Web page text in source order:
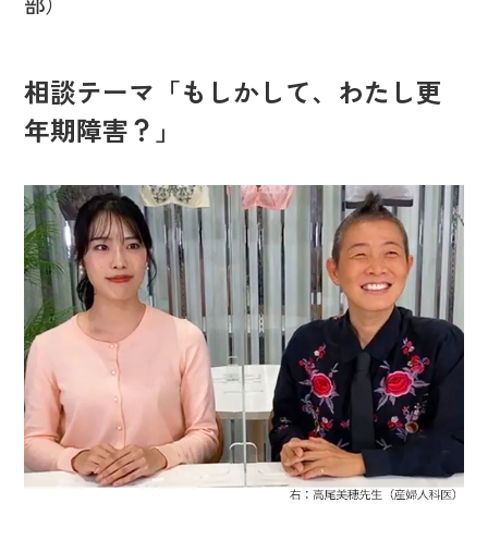
相談テーマ「もしかして、わたし更
年期障害？」